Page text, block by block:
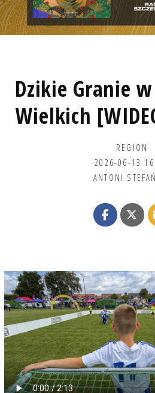
Dzikie Granie
Wielkich
REGION
2026-06-13
ANTONI